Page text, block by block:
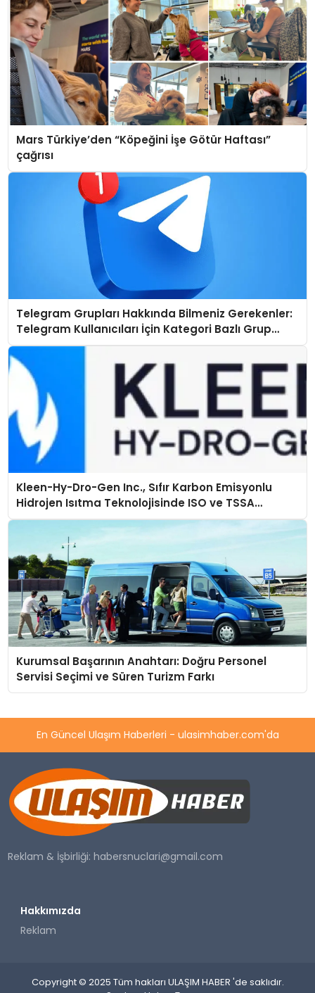
Mars Türkiye’den “Köpeğini İşe Götür Haftası”
çağrısı
Telegram Grupları Hakkında Bilmeniz Gerekenler:
Telegram Kullanıcıları İçin Kategori Bazlı Grup
Rehberi
Kleen-Hy-Dro-Gen Inc., Sıfır Karbon Emisyonlu
Hidrojen Isıtma Teknolojisinde ISO ve TSSA
Düzenleyici Onaylarını Aldı
Kurumsal Başarının Anahtarı: Doğru Personel
Servisi Seçimi ve Süren Turizm Farkı
En Güncel Ulaşım Haberleri - ulasimhaber.com'da
Reklam & İşbirliği:habersnuclari@gmail.com
Hakkımızda
Reklam
Copyright © 2025 Tüm hakları ULAŞIM HABER 'de saklıdır.